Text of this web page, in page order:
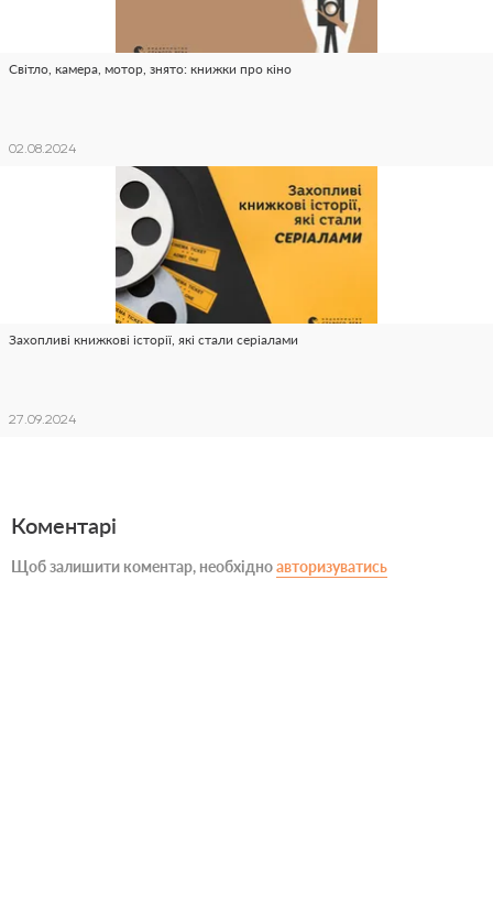
Світло, камера, мотор, знято: книжки про кіно
02.08.2024
Захопливі книжкові історії, які стали серіалами
27.09.2024
Коментарі
Щоб залишити коментар, необхідноавторизуватись